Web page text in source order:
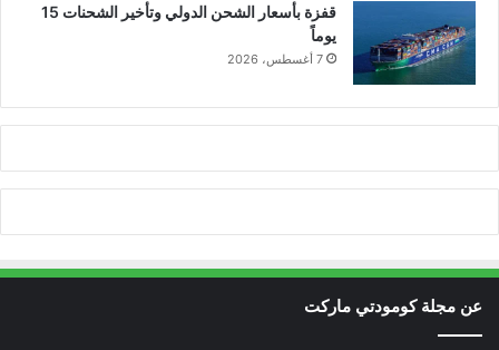
قفزة بأسعار الشحن الدولي وتأخير الشحنات 15
يوماً
7 أغسطس، 2026
عن مجلة كومودتي ماركت